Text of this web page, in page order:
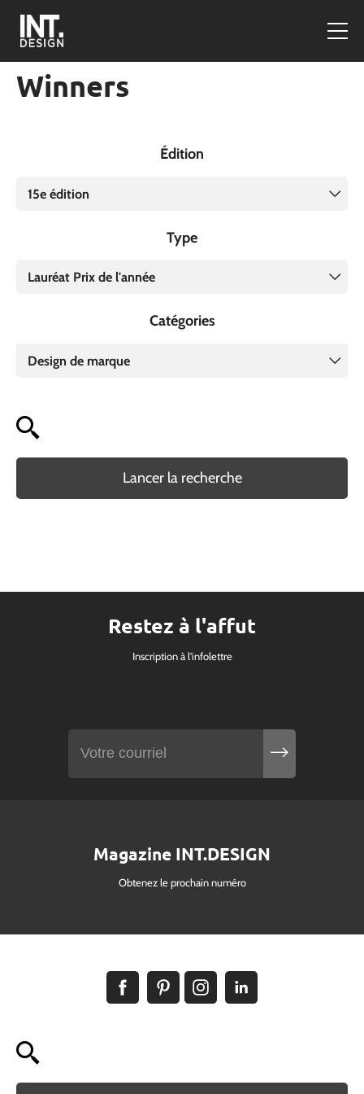
Winners
Édition
15e édition
Type
Lauréat Prix de l'année
Catégories
Design de marque
Lancer la recherche
Restez à l'affut
Inscription à l'infolettre
Magazine INT.DESIGN
Obtenez le prochain numéro